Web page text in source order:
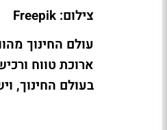
צילום: Freepik
עולם החינוך
ארוכת טווח
בעולם החינוך,